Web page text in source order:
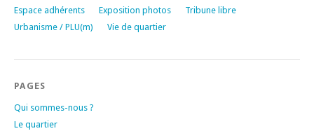
Espace adhérents
Exposition photos
Tribune libre
Urbanisme / PLU(m)
Vie de quartier
PAGES
Qui sommes-nous ?
Le quartier